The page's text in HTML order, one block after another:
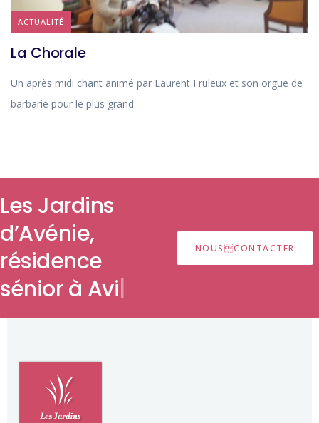
ACTUALITÉ
La Chorale
Un après midi chant animé par Laurent Fruleux et son orgue de
barbarie pour le plus grand
Les Jardins
d’Avénie,
résidence
séni||||
NOUSCONTACTER